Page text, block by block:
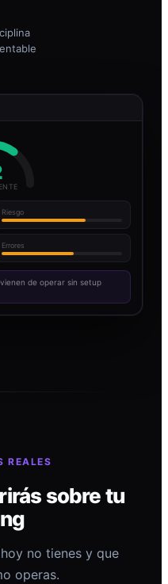
Riesgo
Errores
de operar sin setup
REALES
sobre tu
no tienes y que
operas.